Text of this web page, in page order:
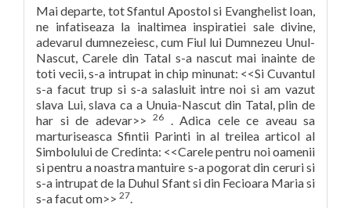
Mai departe, tot Sfantul Apostol si Evanghelist Ioan,
ne infatiseaza la inaltimea inspiratiei sale divine,
adevarul dumnezeiesc, cum Fiul lui Dumnezeu Unul-
Nascut, Carele din Tatal s-a nascut mai inainte de
toti vecii, s-a intrupat in chip minunat: <<Si Cuvantul
s-a facut trup si s-a salasluit intre noi si am vazut
slava Lui, slava ca a Unuia-Nascut din Tatal, plin de
har si de adevar>> 26
. Adica cele ce aveau sa
marturiseasca Sfintii Parinti in al treilea articol al
Simbolului de Credinta: <<Carele pentru noi oamenii
si pentru a noastra mantuire s-a pogorat din ceruri si
s-a intrupat de la Duhul Sfant si din Fecioara Maria si
s-a facut om>> 27.